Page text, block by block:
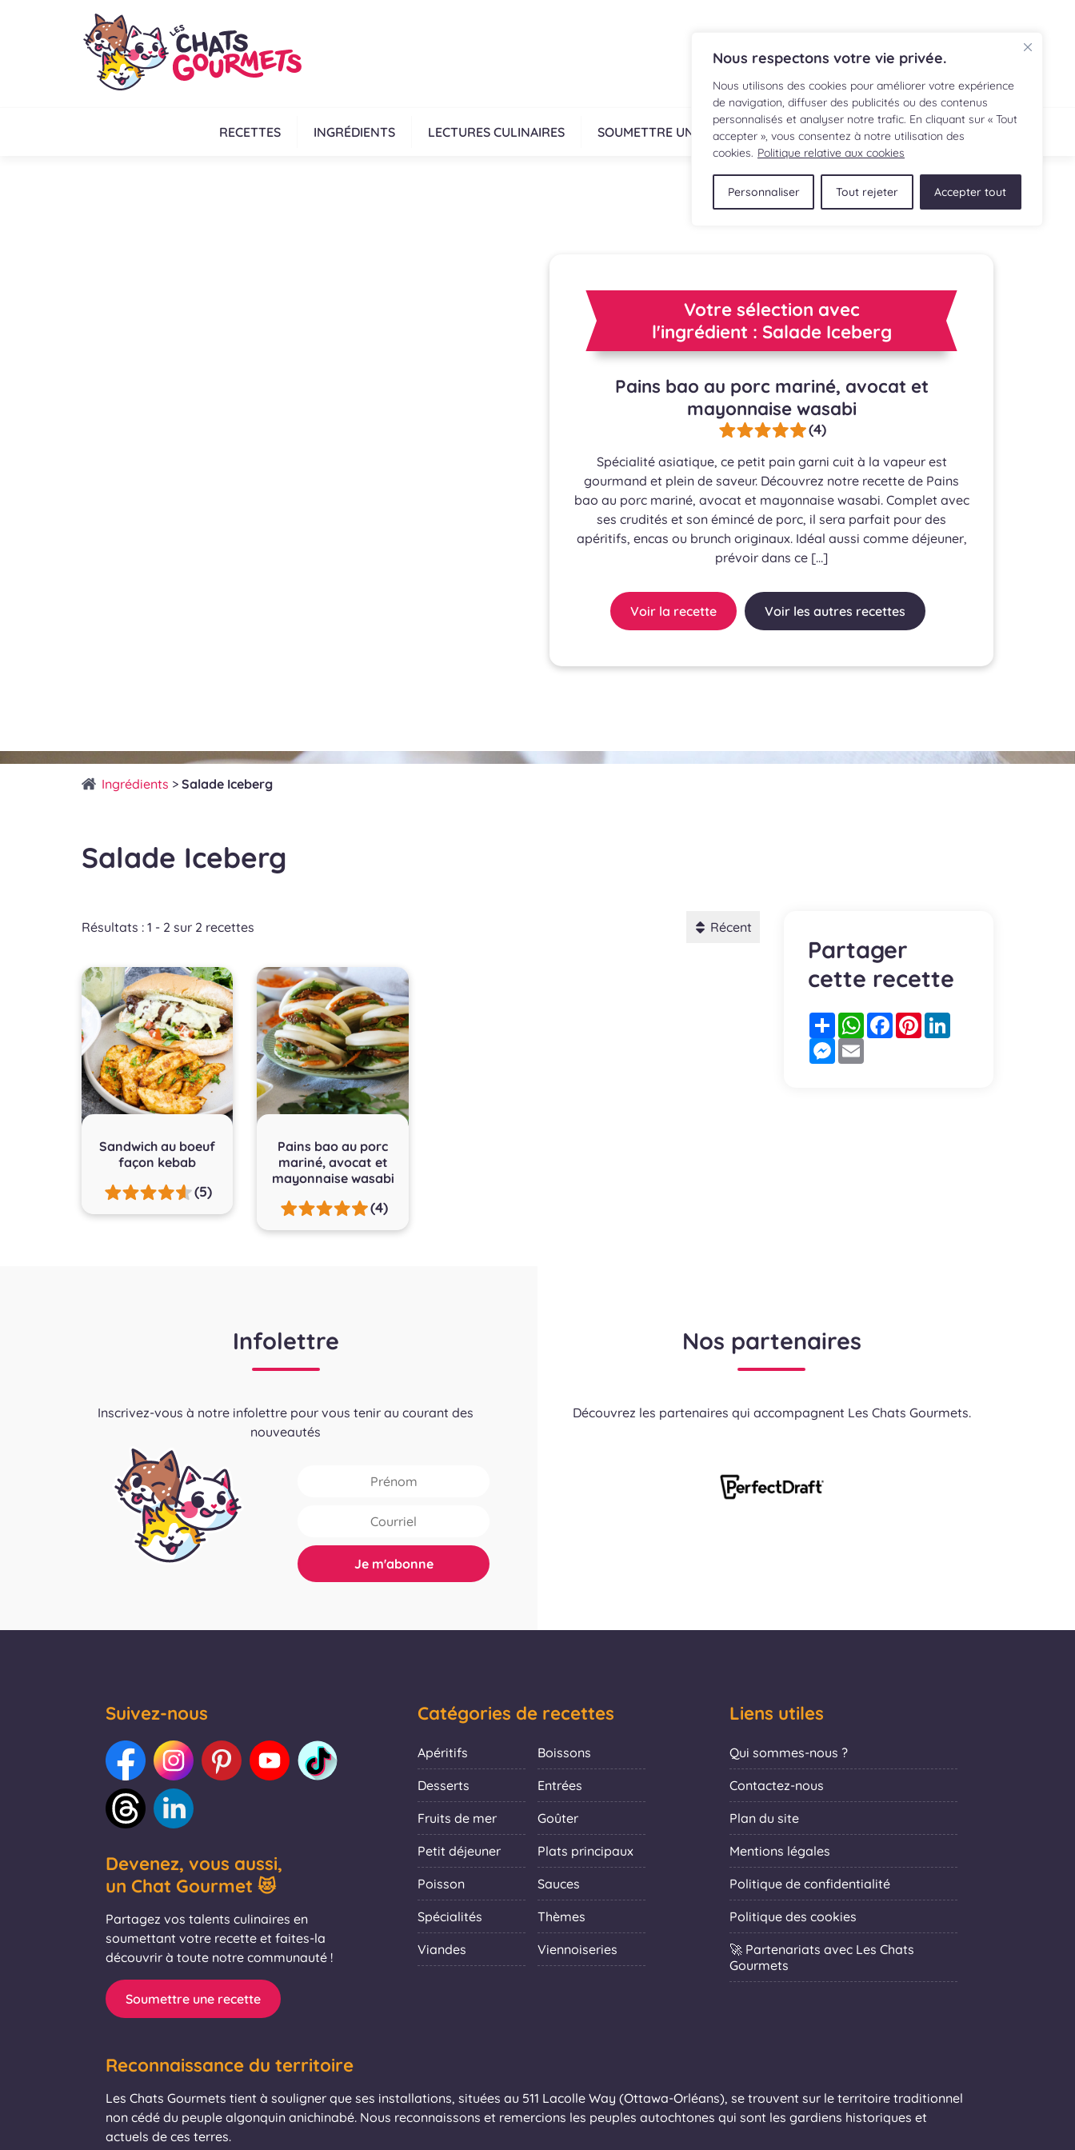
Nous respectons votre vie privée.
Nous utilisons des cookies pour améliorer votre expérience
de navigation, diffuser des publicités ou des contenus
personnalisés et analyser notre trafic. En cliquant sur « Tout
accepter », vous consentez à notre utilisation des
cookies. Politique relative aux cookies
Personnaliser Tout rejeter Accepter tout
RECETTES INGRÉDIENTS LECTURES CULINAIRES SOUMETTRE UNE RECETTE BOUTIQUE
Votre sélection avec
l'ingrédient : Salade Iceberg
Pains bao au porc mariné, avocat et
mayonnaise wasabi
(4)
Spécialité asiatique, ce petit pain garni cuit à la vapeur est
gourmand et plein de saveur. Découvrez notre recette de Pains
bao au porc mariné, avocat et mayonnaise wasabi. Complet avec
ses crudités et son émincé de porc, il sera parfait pour des
apéritifs, encas ou brunch originaux. Idéal aussi comme déjeuner,
prévoir dans ce […]
Voir la recette Voir les autres recettes
Ingrédients > Salade Iceberg
Salade Iceberg
Résultats : 1 - 2 sur 2 recettes Récent
Sandwich au boeuf
façon kebab
(5)
Pains bao au porc
mariné, avocat et
mayonnaise wasabi
(4)
Partager
cette recette
PartagerWhatsApp
Facebook
PinterestLinkedIn
Messenger
Email
Infolettre
Inscrivez-vous à notre infolettre pour vous tenir au courant des
nouveautés
Nos partenaires
Découvrez les partenaires qui accompagnent Les Chats Gourmets.
Suivez-nous
Devenez, vous aussi,
un Chat Gourmet 😻
Partagez vos talents culinaires en
soumettant votre recette et faites-la
découvrir à toute notre communauté !
Soumettre une recette
Catégories de recettes
Apéritifs Boissons
Desserts Entrées
Fruits de mer Goûter
Petit déjeuner Plats principaux
Poisson Sauces
Spécialités Thèmes
Viandes Viennoiseries
Liens utiles
Qui sommes-nous ?
Contactez-nous
Plan du site
Mentions légales
Politique de confidentialité
Politique des cookies
🚀 Partenariats avec Les Chats
Gourmets
Reconnaissance du territoire
Les Chats Gourmets tient à souligner que ses installations, situées au 511 Lacolle Way (Ottawa-Orléans), se trouvent sur le territoire traditionnel
non cédé du peuple algonquin anichinabé. Nous reconnaissons et remercions les peuples autochtones qui sont les gardiens historiques et
actuels de ces terres.